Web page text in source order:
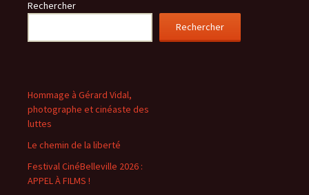
Rechercher
Rechercher
Hommage à Gérard Vidal,
photographe et cinéaste des
luttes
Le chemin de la liberté
Festival CinéBelleville 2026 :
APPEL À FILMS !